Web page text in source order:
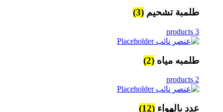
طلمبة تشحيم (3)
3 products
طلمبه مياه (2)
2 products
عدد بالهواء (12)